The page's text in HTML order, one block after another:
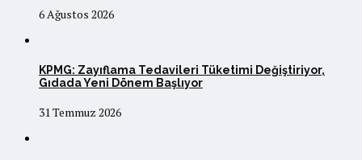
6 Ağustos 2026
KPMG: Zayıflama Tedavileri Tüketimi Değiştiriyor,
Gıdada Yeni Dönem Başlıyor
31 Temmuz 2026